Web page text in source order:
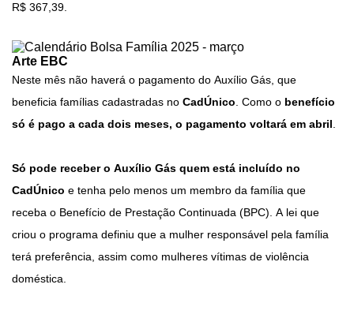
R$ 367,39.
Arte EBC
Neste mês não haverá o pagamento do Auxílio Gás, que
beneficia famílias cadastradas no CadÚnico. Como o benefício
só é pago a cada dois meses, o pagamento voltará em abril.
Só pode receber o Auxílio Gás quem está incluído no
CadÚnico e tenha pelo menos um membro da família que
receba o Benefício de Prestação Continuada (BPC). A lei que
criou o programa definiu que a mulher responsável pela família
terá preferência, assim como mulheres vítimas de violência
doméstica.